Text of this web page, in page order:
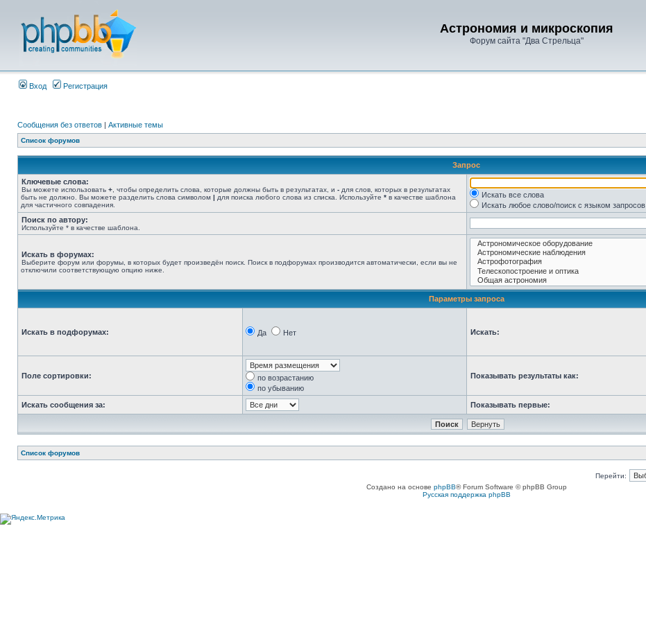
Астрономия и микроскопия
Форум сайта "Два Стрельца"
Вход Регистрация
Сообщения без ответов | Активные темы
Список форумов
Запрос
Ключевые слова:
Вы можете использовать + , чтобы определить слова, которые должны быть в результатах, и - для слов, которых в результатах
быть не должно. Вы можете разделить слова символом | для поиска любого слова из списка. Используйте * в качестве шаблона
для частичного совпадения.
Искать все слова
Искать любое слово/поиск с языком запросов
Поиск по автору:
Используйте * в качестве шаблона.
Искать в форумах:
Выберите форум или форумы, в которых будет произведён поиск. Поиск в подфорумах производится автоматически, если вы не
отключили соответствующую опцию ниже.
Параметры запроса
Искать в подфорумах: Да Нет Искать:
Поле сортировки:
по возрастанию
по убыванию
Показывать результаты как:
Искать сообщения за: Показывать первые:
Список форумов
Перейти:
Создано на основе phpBB® Forum Software © phpBB Group
Русская поддержка phpBB